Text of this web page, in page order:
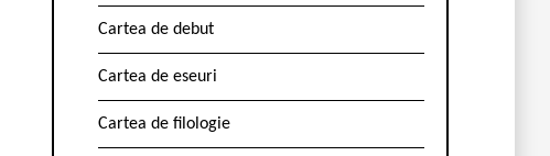
Cartea de debut
Cartea de eseuri
Cartea de filologie